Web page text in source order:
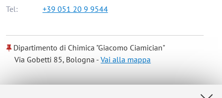
Tel:
+39 051 20 9 9544
Dipartimento di Chimica "Giacomo Ciamician"
Via Gobetti 85, Bologna -Vai alla mappa